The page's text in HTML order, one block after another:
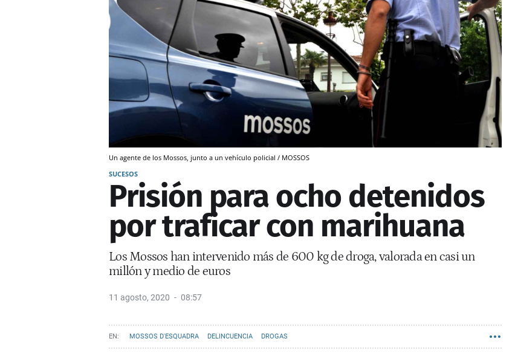
Un agente de los Mossos, junto a un vehículo policial / MOSSOS
SUCESOS
Prisión para ocho detenidos
por traficar con marihuana
Los Mossos han intervenido más de 600 kg de droga, valorada en casi un
millón y medio de euros
11 agosto, 2020 08:57
MOSSOS D'ESQUADRA DELINCUENCIA DROGAS